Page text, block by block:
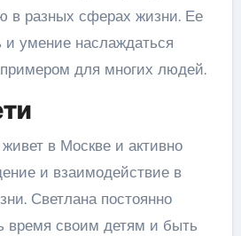
в разных сферах жизни. Ее
и умение наслаждаться
для многих людей.
в Москве и активно
и взаимодействие в
Светлана постоянно
время своим детям и быть